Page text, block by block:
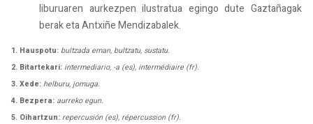
liburuaren aurkezpen ilustratua egingo dute Gaztañagak
berak eta Antxiñe Mendizabalek.
1. Hauspotu: bultzada eman, bultzatu, sustatu.
2. Bitartekari: intermediario, -a (es), intermédiaire (fr).
3. Xede: helburu, jomuga.
4. Bezpera: aurreko egun.
5. Oihartzun: repercusión (es), répercussion (fr).